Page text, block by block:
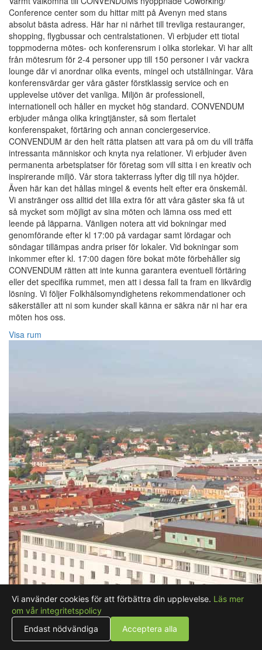
Conference center som du hittar mitt på Avenyn med stans
absolut bästa adress. Här har ni närhet till trevliga restauranger,
shopping, flygbussar och centralstationen. Vi erbjuder ett tiotal
toppmoderna mötes- och konferensrum i olika storlekar. Vi har allt
från mötesrum för 2-4 personer upp till 150 personer i vår vackra
lounge där vi anordnar olika events, mingel och utställningar. Våra
konferensvärdar ger våra gäster förstklassig service och en
upplevelse utöver det vanliga. Miljön är professionell,
internationell och håller en mycket hög standard. CONVENDUM
erbjuder många olika kringtjänster, så som flertalet
konferenspaket, förtäring och annan conciergeservice.
CONVENDUM är den helt rätta platsen att vara på om du vill träffa
intressanta människor och knyta nya relationer. Vi erbjuder även
permanenta arbetsplatser för företag som vill sitta i en kreativ och
inspirerande miljö. Vår stora takterrass lyfter dig till nya höjder.
Även här kan det hållas mingel & events helt efter era önskemål.
Vi anstränger oss alltid det lilla extra för att våra gäster ska få ut
så mycket som möjligt av sina möten och lämna oss med ett
leende på läpparna. Vänligen notera att vid bokningar med
genomförande efter kl 17:00 på vardagar samt lördagar och
söndagar tillämpas andra priser för lokaler. Vid bokningar som
inkommer efter kl. 17:00 dagen före bokat möte förbehåller sig
CONVENDUM rätten att inte kunna garantera eventuell förtäring
eller det specifika rummet, men att i dessa fall ta fram en likvärdig
lösning. Vi följer Folkhälsomyndighetens rekommendationer och
säkerställer att ni som kunder skall känna er säkra när ni har era
möten hos oss.
Visa rum
Vi använder cookies för att förbättra din upplevelse. Läs mer
om vår integritetspolicy
Endast nödvändiga
Acceptera alla